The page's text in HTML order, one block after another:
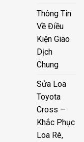
Thông Tin
Về Điều
Kiện Giao
Dịch
Chung
Sửa Loa
Toyota
Cross –
Khắc Phục
Loa Rè,